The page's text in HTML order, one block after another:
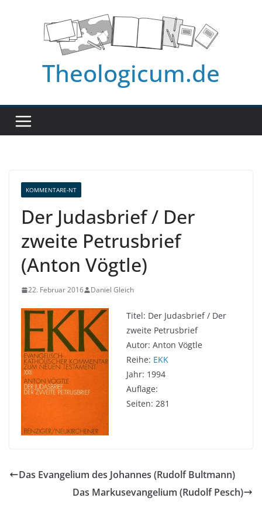
Theologicum.de
KOMMENTARE-NT
Der Judasbrief / Der
zweite Petrusbrief
(Anton Vögtle)
22. Februar 2016 Daniel Gleich
Titel: Der Judasbrief / Der
zweite Petrusbrief
Autor: Anton Vögtle
Reihe: EKK
Jahr: 1994
Auflage:
Seiten: 281
Das Evangelium des Johannes (Rudolf Bultmann)
Das Markusevangelium (Rudolf Pesch)